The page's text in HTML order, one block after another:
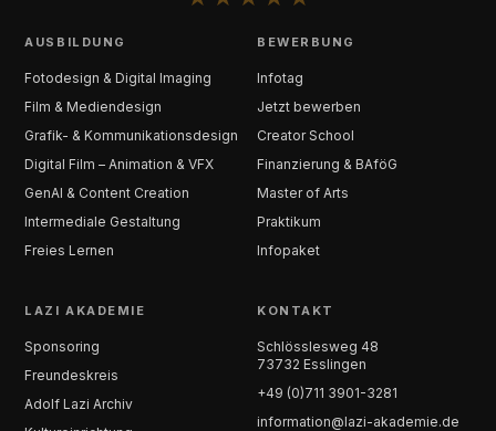
AUSBILDUNG
Fotodesign & Digital Imaging
Film & Mediendesign
Grafik- & Kommunikationsdesign
Digital Film – Animation & VFX
GenAI & Content Creation
Intermediale Gestaltung
Freies Lernen
BEWERBUNG
Infotag
Jetzt bewerben
Creator School
Finanzierung & BAföG
Master of Arts
Praktikum
Infopaket
LAZI AKADEMIE
Sponsoring
Freundeskreis
Adolf Lazi Archiv
KONTAKT
Schlösslesweg 48
73732 Esslingen
+49 (0)711 3901-3281
information@lazi-akademie.de